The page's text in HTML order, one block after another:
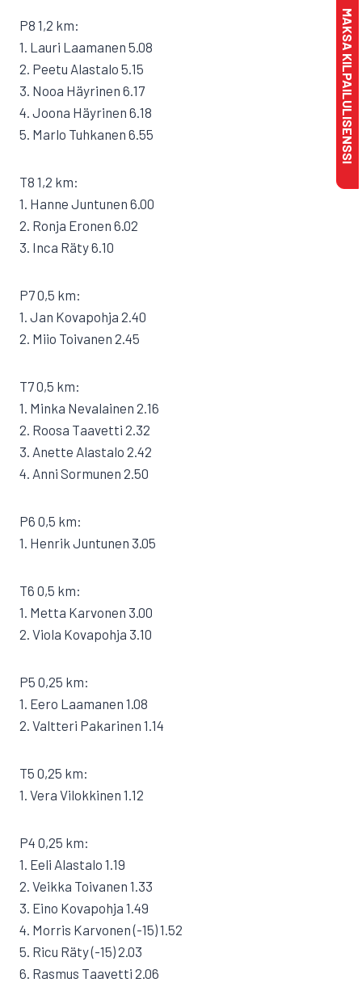
P8 1,2 km:
1. Lauri Laamanen 5.08
2. Peetu Alastalo 5.15
3. Nooa Häyrinen 6.17
4. Joona Häyrinen 6.18
5. Marlo Tuhkanen 6.55
T8 1,2 km:
1. Hanne Juntunen 6.00
2. Ronja Eronen 6.02
3. Inca Räty 6.10
P7 0,5 km:
1. Jan Kovapohja 2.40
2. Miio Toivanen 2.45
T7 0,5 km:
1. Minka Nevalainen 2.16
2. Roosa Taavetti 2.32
3. Anette Alastalo 2.42
4. Anni Sormunen 2.50
P6 0,5 km:
1. Henrik Juntunen 3.05
T6 0,5 km:
1. Metta Karvonen 3.00
2. Viola Kovapohja 3.10
P5 0,25 km:
1. Eero Laamanen 1.08
2. Valtteri Pakarinen 1.14
T5 0,25 km:
1. Vera Vilokkinen 1.12
P4 0,25 km:
1. Eeli Alastalo 1.19
2. Veikka Toivanen 1.33
3. Eino Kovapohja 1.49
4. Morris Karvonen (-15) 1.52
5. Ricu Räty (-15) 2.03
6. Rasmus Taavetti 2.06
MAKSA KILPAILULISENSSI